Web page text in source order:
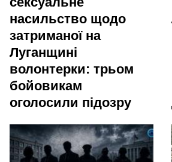
насильство щодо
затриманої на
Луганщині
волонтерки: трьом
бойовикам
оголосили підозру